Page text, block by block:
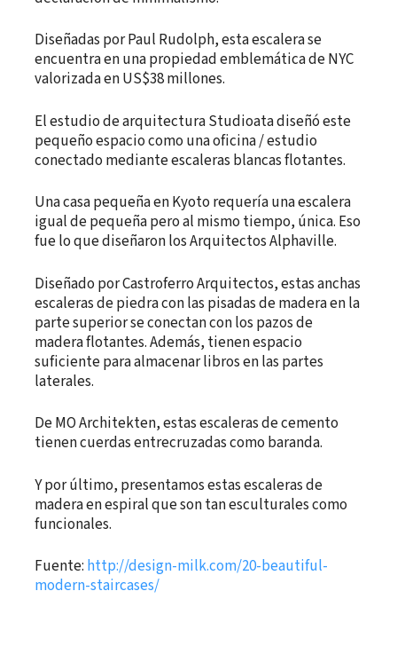
Diseñadas por Paul Rudolph, esta escalera se
encuentra en una propiedad emblemática de NYC
valorizada en US$38 millones.
El estudio de arquitectura Studioata diseñó este
pequeño espacio como una oficina / estudio
conectado mediante escaleras blancas flotantes.
Una casa pequeña en Kyoto requería una escalera
igual de pequeña pero al mismo tiempo, única. Eso
fue lo que diseñaron los Arquitectos Alphaville.
Diseñado por Castroferro Arquitectos, estas anchas
escaleras de piedra con las pisadas de madera en la
parte superior se conectan con los pazos de
madera flotantes. Además, tienen espacio
suficiente para almacenar libros en las partes
laterales.
De MO Architekten, estas escaleras de cemento
tienen cuerdas entrecruzadas como baranda.
Y por último, presentamos estas escaleras de
madera en espiral que son tan esculturales como
funcionales.
Fuente: http://design-milk.com/20-beautiful-
modern-staircases/